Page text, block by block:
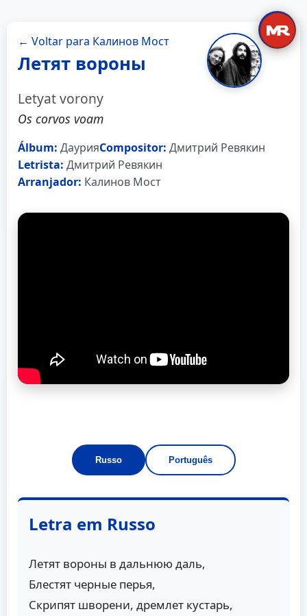
← Voltar para Калинов Мост
Летят вороны
Letyat vorony
Os corvos voam
Álbum: ДаурияCompositor: Дмитрий Ревякин
Letrista: Дмитрий Ревякин
Arranjador: Калинов Мост
Russo Português
Letra em Russo
Летят вороны в дальнюю даль,
Блестят черные перья,
Скрипят шворени, дремлет кустарь,